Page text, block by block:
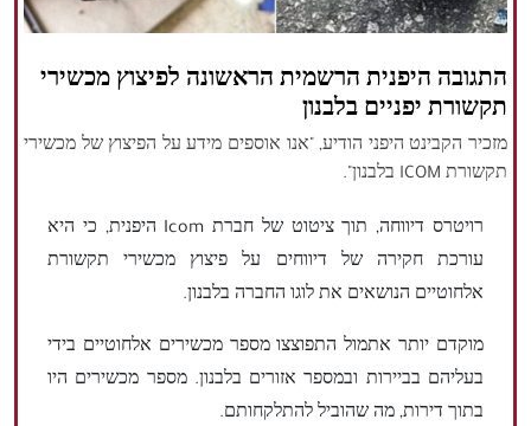
התגובה היפנית הרשמית הראשונה לפיצוץ מכשירי
תקשורת יפניים בלבנון
מזכיר הקבינט היפני הודיע, "אנו אוספים מידע על הפיצוץ של מכשירי
תקשורת ICOM בלבנון".
רויטרס דיווחה, תוך ציטוט של חברת Icom היפנית, כי היא
עורכת חקירה של דיווחים על פיצוץ מכשירי תקשורת
אלחוטיים הנושאים את לוגו החברה בלבנון.
מוקדם יותר אתמול התפוצצו מספר מכשירים אלחוטיים בידי
בעליהם בביירות ובמספר אזורים בלבנון. מספר מכשירים היו
בתוך דירות, מה שהוביל להתלקחותם.